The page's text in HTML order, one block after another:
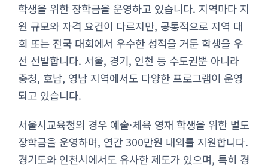
학생을 위한 장학금을 운영하고 있습니다. 지역마다 지
원 규모와 자격 요건이 다르지만, 공통적으로 지역 대
회 또는 전국 대회에서 우수한 성적을 거둔 학생을 우
선 선발합니다. 서울, 경기, 인천 등 수도권뿐 아니라
충청, 호남, 영남 지역에서도 다양한 프로그램이 운영
되고 있습니다.
서울시교육청의 경우 예술·체육 영재 학생을 위한 별도
장학금을 운영하며, 연간 300만원 내외를 지원합니다.
경기도와 인천시에서도 유사한 제도가 있으며, 특히 경